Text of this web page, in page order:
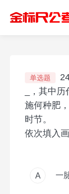
单选题
_，其中
施何种肥
时节。
依次填入
A 一